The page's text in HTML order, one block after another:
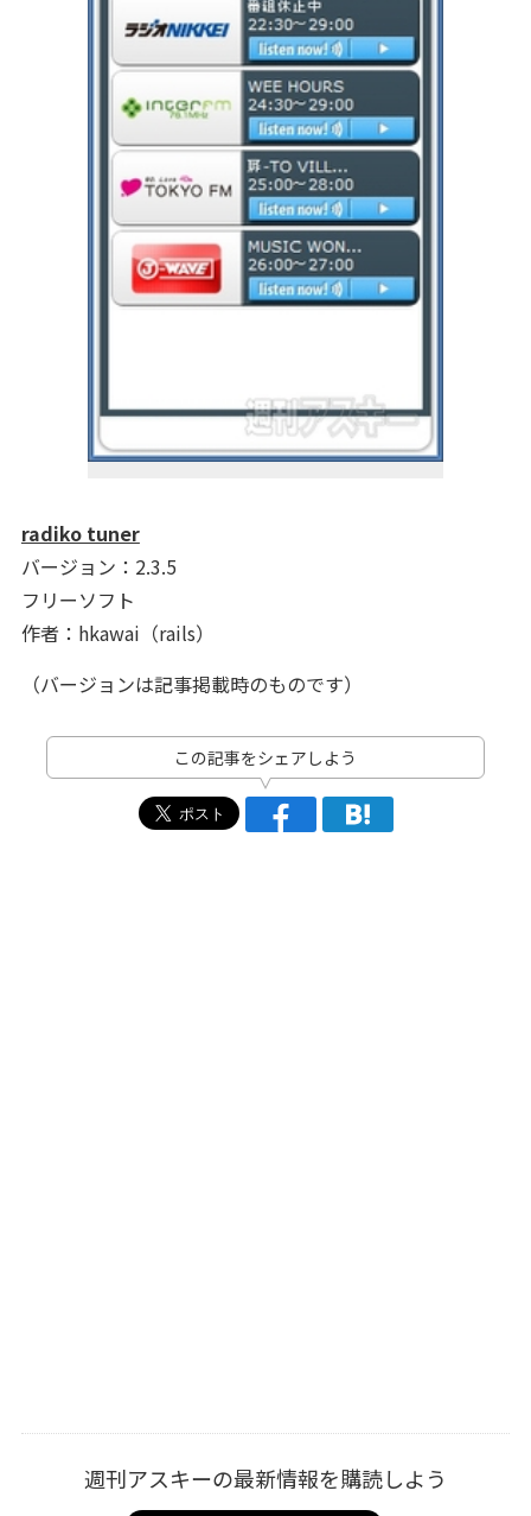
radiko tuner
バージョン：2.3.5
フリーソフト
作者：hkawai（rails）
（バージョンは記事掲載時のものです）
この記事をシェアしよう
週刊アスキーの最新情報を購読しよう